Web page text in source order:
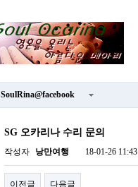
SoulRina@facebook
SG 오카리나 수리 문의
작성자 낭만여행 18-01-26 11:43
이전글 다음글